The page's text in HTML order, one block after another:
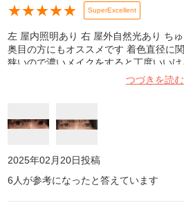
★★★★★ SuperExcellent
左 屋内照明あり 右 屋外自然光あり ち
奥目の方にもオススメです 着色直径に
狭いので濃いメイクをすると丁度いい
る…って感じでした グレーで色んなメ
い！ 遊びに行った際18時間程つけてい
つづきを読む
2025年02月20日投稿
6 人が参考になったと答えています